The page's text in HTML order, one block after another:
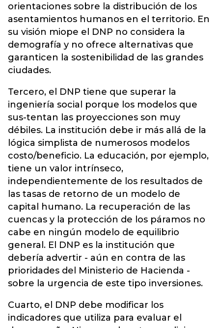
orientaciones sobre la distribución de los
asentamientos humanos en el territorio. En
su visión miope el DNP no considera la
demografía y no ofrece alternativas que
garanticen la sostenibilidad de las grandes
ciudades.
Tercero, el DNP tiene que superar la
ingeniería social porque los modelos que
sus-tentan las proyecciones son muy
débiles. La institución debe ir más allá de la
lógica simplista de numerosos modelos
costo/beneficio. La educación, por ejemplo,
tiene un valor intrínseco,
independientemente de los resultados de
las tasas de retorno de un modelo de
capital humano. La recuperación de las
cuencas y la protección de los páramos no
cabe en ningún modelo de equilibrio
general. El DNP es la institución que
debería advertir - aún en contra de las
prioridades del Ministerio de Hacienda -
sobre la urgencia de este tipo inversiones.
Cuarto, el DNP debe modificar los
indicadores que utiliza para evaluar el